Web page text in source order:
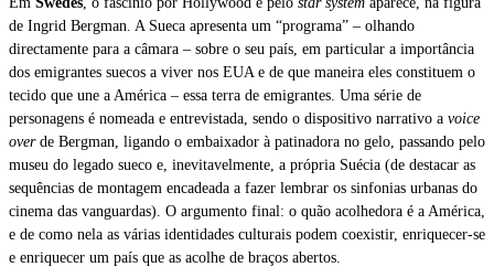
de Ingrid Bergman. A Sueca apresenta um “programa” – olhando
directamente para a câmara – sobre o seu país, em particular a importância
dos emigrantes suecos a viver nos EUA e de que maneira eles constituem o
tecido que une a América – essa terra de emigrantes. Uma série de
personagens é nomeada e entrevistada, sendo o dispositivo narrativo a voice
overde Bergman, ligando o embaixador à patinadora no gelo, passando pelo
museu do legado sueco e, inevitavelmente, a própria Suécia (de destacar as
sequências de montagem encadeada a fazer lembrar os sinfonias urbanas do
cinema das vanguardas). O argumento final: o quão acolhedora é a América,
e de como nela as várias identidades culturais podem coexistir, enriquecer-se
e enriquecer um país que as acolhe de braços abertos.